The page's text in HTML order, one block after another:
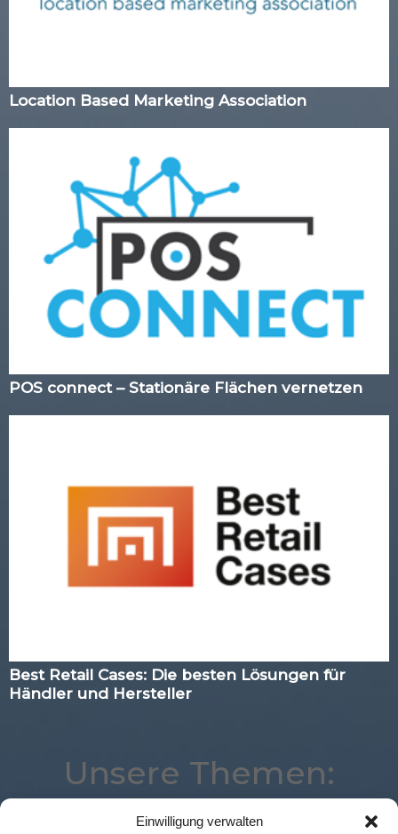
Einwilligung verwalten
Location Based Marketing Association
POS connect – Stationäre Flächen vernetzen
Best Retail Cases: Die besten Lösungen für
Händler und Hersteller
Unsere Themen: